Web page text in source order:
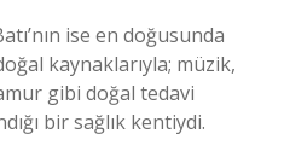
ise en doğusunda
kaynaklarıyla; müzik,
gibi doğal tedavi
bir sağlık kentiydi.